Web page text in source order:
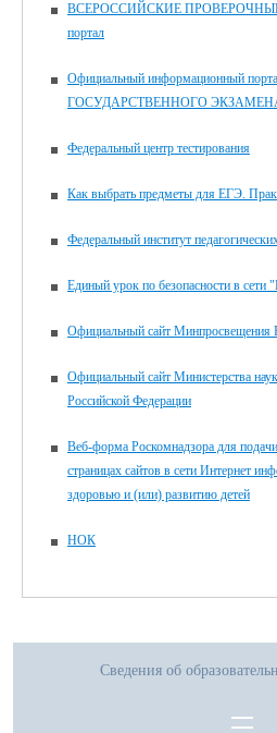
ВСЕРОССИЙСКИЕ ПРОВЕРОЧНЫЕ
портал
Официальный информационный
ГОСУДАРСТВЕННОГО
Федеральный центр тестирования
Как выбрать предметы для ЕГЭ.
Федеральный институт
Единый урок по безопасности в сети
Официальный сайт Минпросвещения
Официальный сайт Министерства
Российской Федерации
Веб-форма Роскомнадзора для
страницах сайтов в сети Интернет
здоровью и (или) развитию детей
НОК
Сведения об